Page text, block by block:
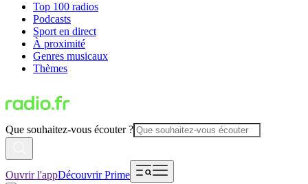
Top 100 radios
Podcasts
Sport en direct
À proximité
Genres musicaux
Thèmes
Que souhaitez-vous écouter ?
Ouvrir l'appDécouvrir Prime